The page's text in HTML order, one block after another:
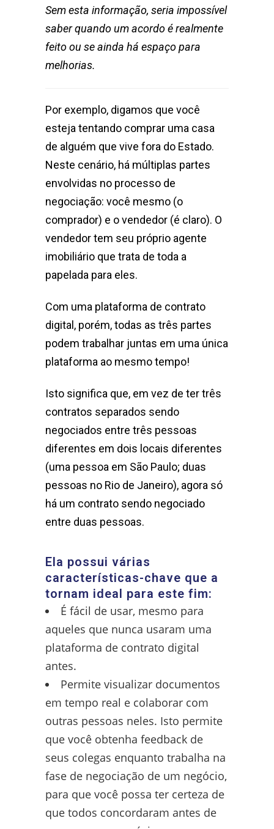
Sem esta informação, seria impossível
saber quando um acordo é realmente
feito ou se ainda há espaço para
melhorias.
Por exemplo, digamos que você
esteja tentando comprar uma casa
de alguém que vive fora do Estado.
Neste cenário, há múltiplas partes
envolvidas no processo de
negociação: você mesmo (o
comprador) e o vendedor (é claro). O
vendedor tem seu próprio agente
imobiliário que trata de toda a
papelada para eles.
Com uma plataforma de contrato
digital, porém, todas as três partes
podem trabalhar juntas em uma única
plataforma ao mesmo tempo!
Isto significa que, em vez de ter três
contratos separados sendo
negociados entre três pessoas
diferentes em dois locais diferentes
(uma pessoa em São Paulo; duas
pessoas no Rio de Janeiro), agora só
há um contrato sendo negociado
entre duas pessoas.
Ela possui várias
características-chave que a
tornam ideal para este fim:
É fácil de usar, mesmo para
aqueles que nunca usaram uma
plataforma de contrato digital
antes.
Permite visualizar documentos
em tempo real e colaborar com
outras pessoas neles. Isto permite
que você obtenha feedback de
seus colegas enquanto trabalha na
fase de negociação de um negócio,
para que você possa ter certeza de
que todos concordaram antes de